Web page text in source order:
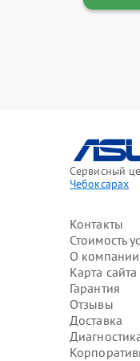
Сервисный
Чебоксарах
Контакты
Стоимость
О компании
Карта сайта
Гарантия
Отзывы
Доставка